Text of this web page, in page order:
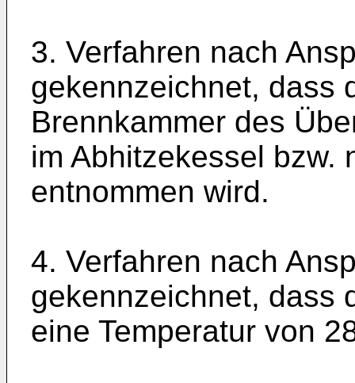
3. Verfahren nach
gekennzeichnet, dass
Brennkammer des
im Abhitzekessel bzw.
entnommen wird.
4. Verfahren nach
gekennzeichnet, dass
eine Temperatur von